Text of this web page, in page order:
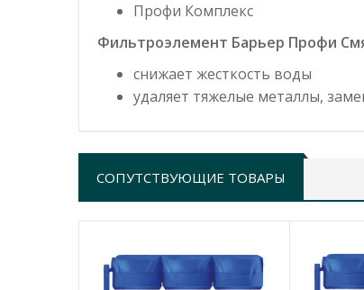
Профи Комплекс
Фильтроэлемент Барьер Профи
снижает жесткость воды
удаляет тяжелые металлы,
СОПУТСТВУЮЩИЕ ТОВАРЫ